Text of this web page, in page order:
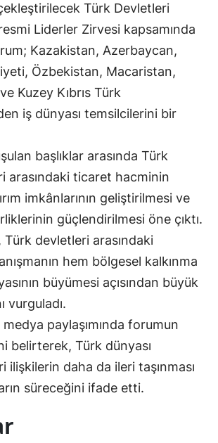
Kastamonu
Kayseri
Kırklareli
Konya
Kütahya
Malatya
Manisa
Kahramanmaraş
Muğla
Muş
Nevşehir
Türk Devletleri
Liderler Zirvesi kapsamında
Kazakistan, Azerbaycan,
Özbekistan, Macaristan,
Kuzey Kıbrıs Türk
iş dünyası temsilcilerini bir
başlıklar arasında Türk
arasındaki ticaret hacminin
imkânlarının geliştirilmesi ve
güçlendirilmesi öne çıktı.
devletleri arasındaki
hem bölgesel kalkınma
büyümesi açısından büyük
vurguladı.
paylaşımında forumun
belirterek, Türk dünyası
ilişkilerin daha da ileri taşınması
süreceğini ifade etti.